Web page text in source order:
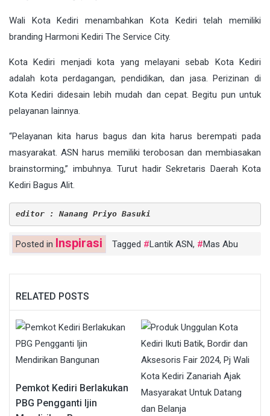
Wali Kota Kediri menambahkan Kota Kediri telah memiliki
branding Harmoni Kediri The Service City.
Kota Kediri menjadi kota yang melayani sebab Kota Kediri
adalah kota perdagangan, pendidikan, dan jasa. Perizinan di
Kota Kediri didesain lebih mudah dan cepat. Begitu pun untuk
pelayanan lainnya.
“Pelayanan kita harus bagus dan kita harus berempati pada
masyarakat. ASN harus memiliki terobosan dan membiasakan
brainstorming,” imbuhnya. Turut hadir Sekretaris Daerah Kota
Kediri Bagus Alit.
editor : Nanang Priyo Basuki
Posted in Inspirasi Tagged Lantik ASN, Mas Abu
RELATED POSTS
Pemkot Kediri Berlakukan
PBG Pengganti Ijin